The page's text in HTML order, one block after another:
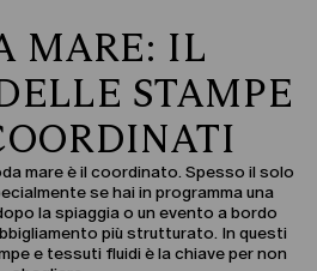
MARE: IL
STAMPE
mare è il coordinato. Spesso il solo
se hai in programma una
la spiaggia o un evento a bordo
più strutturato. In questi
e tessuti fluidi è la chiave per non